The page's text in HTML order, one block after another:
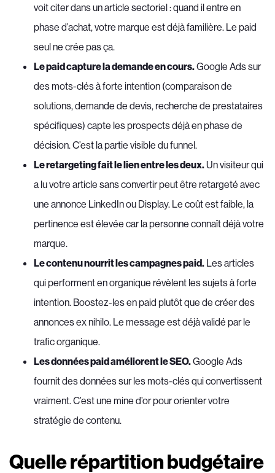
voit citer dans un article sectoriel : quand il entre en
phase d’achat, votre marque est déjà familière. Le paid
seul ne crée pas ça.
Le paid capture la demande en cours.Google Ads sur
des mots-clés à forte intention (comparaison de
solutions, demande de devis, recherche de prestataires
spécifiques) capte les prospects déjà en phase de
décision. C’est la partie visible du funnel.
Le retargeting fait le lien entre les deux.Un visiteur qui
a lu votre article sans convertir peut être retargeté avec
une annonce LinkedIn ou Display. Le coût est faible, la
pertinence est élevée car la personne connaît déjà votre
marque.
Le contenu nourrit les campagnes paid. Les articles
qui performent en organique révèlent les sujets à forte
intention. Boostez-les en paid plutôt que de créer des
annonces ex nihilo. Le message est déjà validé par le
trafic organique.
Les données paid améliorent le SEO.Google Ads
fournit des données sur les mots-clés qui convertissent
vraiment. C’est une mine d’or pour orienter votre
stratégie de contenu.
Quelle répartition budgétaire